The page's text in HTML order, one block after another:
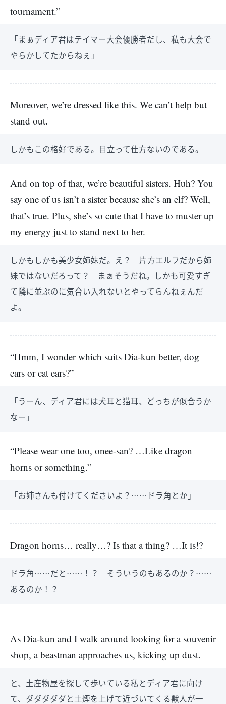
tournament.”
「まぁディア君はテイマー大会優勝者だし、私も大会で
やらかしてたからねぇ」
Moreover, we’re dressed like this. We can’t help but
stand out.
しかもこの格好である。目立って仕方ないのである。
And on top of that, we’re beautiful sisters. Huh? You
say one of us isn’t a sister because she’s an elf? Well,
that’s true. Plus, she’s so cute that I have to muster up
my energy just to stand next to her.
しかもしかも美少女姉妹だ。え？ 片方エルフだから姉
妹ではないだろって？ まぁそうだね。しかも可愛すぎ
て隣に並ぶのに気合い入れないとやってらんねぇんだ
よ。
“Hmm, I wonder which suits Dia-kun better, dog
ears or cat ears?”
「うーん、ディア君には犬耳と猫耳、どっちが似合うか
なー」
“Please wear one too, onee-san? …Like dragon
horns or something.”
「お姉さんも付けてくださいよ？……ドラ角とか」
Dragon horns… really…? Is that a thing? …It is!?
ドラ角……だと……！？ そういうのもあるのか？……
あるのか！？
As Dia-kun and I walk around looking for a souvenir
shop, a beastman approaches us, kicking up dust.
と、土産物屋を探して歩いている私とディア君に向け
て、ダダダダダと土煙を上げて近づいてくる獣人が一